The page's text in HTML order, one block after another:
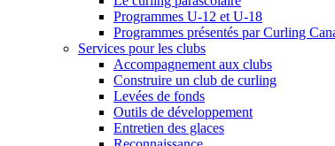
Programmes U-12 et U-18
Programmes présentés par Curling
Services pour les clubs
Accompagnement aux clubs
Construire un club de curling
Levées de fonds
Outils de développement
Entretien des glaces